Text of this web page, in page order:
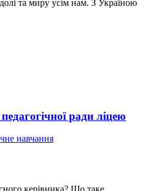
та миру усім нам. З Україною
ради ліцею
навчання